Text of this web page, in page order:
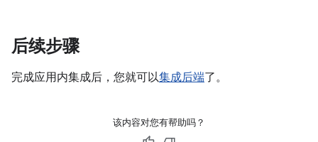
后续步骤
完成应用内集成后，您就可以集成后端了。
该内容对您有帮助吗？